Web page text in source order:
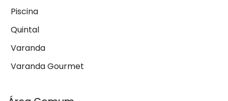
Piscina
Quintal
Varanda
Varanda Gourmet